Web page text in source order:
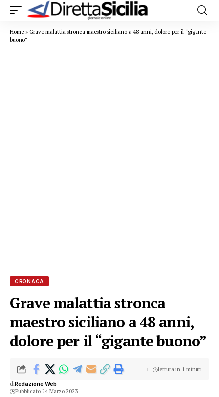
Home » Grave malattia stronca maestro siciliano a 48 anni, dolore per il “gigante
buono”
CRONACA
Grave malattia stronca
maestro siciliano a 48 anni,
dolore per il “gigante buono”
diRedazione Web
Pubblicato 24 Marzo 2023
lettura in 1 minuti